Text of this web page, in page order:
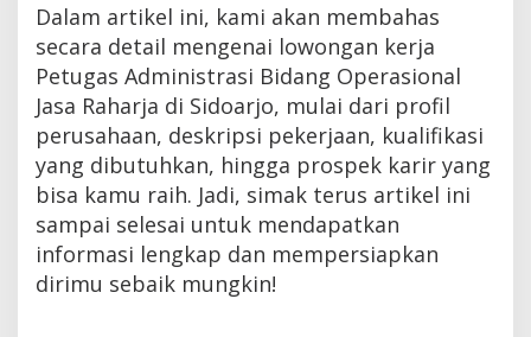
Dalam artikel ini, kami akan membahas
secara detail mengenai lowongan kerja
Petugas Administrasi Bidang Operasional
Jasa Raharja di Sidoarjo, mulai dari profil
perusahaan, deskripsi pekerjaan, kualifikasi
yang dibutuhkan, hingga prospek karir yang
bisa kamu raih. Jadi, simak terus artikel ini
sampai selesai untuk mendapatkan
informasi lengkap dan mempersiapkan
dirimu sebaik mungkin!